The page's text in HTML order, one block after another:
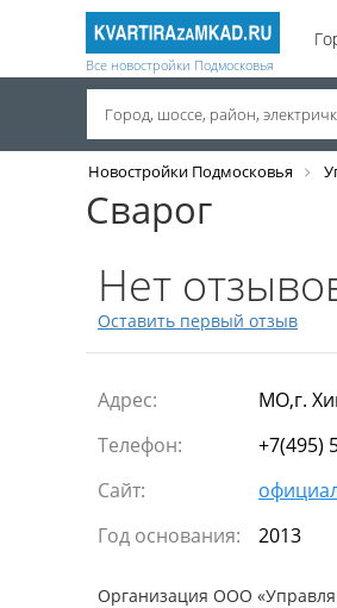
Все новостройки Подмосковья
Город, шоссе, район,
Новостройки Подмосковья
Сварог
Нет
Оставить первый отзыв
Адрес:
МО,г.
Телефон:
+7(495)
Сайт:
Год основания:
2013
Организация ООО